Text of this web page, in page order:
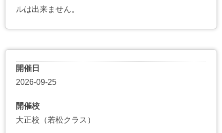
ルは出来ません。
開催日
2026-09-25
開催校
大正校（若松クラス）